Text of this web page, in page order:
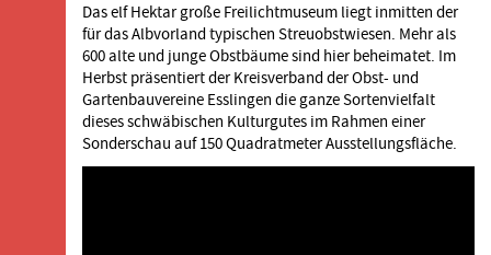
Das elf Hektar große Freilichtmuseum liegt inmitten der
für das Albvorland typischen Streuobstwiesen. Mehr als
600 alte und junge Obstbäume sind hier beheimatet. Im
Herbst präsentiert der Kreisverband der Obst- und
Gartenbauvereine Esslingen die ganze Sortenvielfalt
dieses schwäbischen Kulturgutes im Rahmen einer
Sonderschau auf 150 Quadratmeter Ausstellungsfläche.